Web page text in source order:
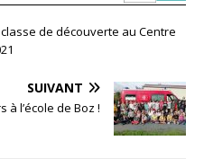
de découverte au Centre
SUIVANT
à l’école de Boz !